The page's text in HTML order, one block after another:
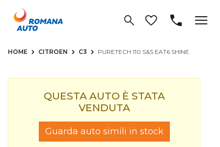
HOME CITROEN C3 PURETECH 110 S&S EAT6 SHINE
QUESTA AUTO È STATA
VENDUTA
Guarda auto simili in stock